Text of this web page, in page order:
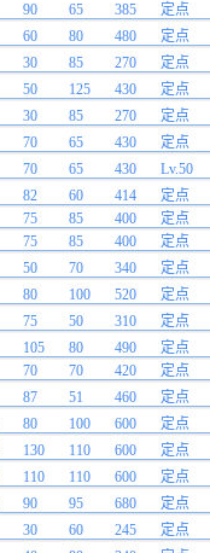
90 65 385
定点
60 80 480
定点
30 85 270
定点
50 125 430
定点
30 85 270
定点
70 65 430
定点
70 65 430
Lv.50
82 60 414
定点
75 85 400
定点
75 85 400
定点
50 70 340
定点
80 100 520
定点
75 50 310
定点
105 80 490
定点
70 70 420
定点
87 51 460
定点
80 100 600
定点
130 110 600
定点
110 110 600
定点
90 95 680
定点
30 60 245
定点